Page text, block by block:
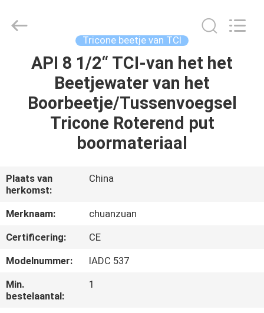
HUIS
PRODUCTEN
ONGEVEER
FABRIEKSREIS
KWALITEITSCONTROLE
CONTACTEER
ONS
Leverancier.
Copyright
tcitriconebit.com.
Tricone beetje van TCI
API 8 1/2“ TCI-van het het
Beetjewater van het
Boorbeetje/Tussenvoegsel
Tricone Roterend put
boormateriaal
Plaats van
herkomst:
China
Merknaam:
chuanzuan
Certificering:
CE
Modelnummer:
IADC 537
Min.
bestelaantal:
1